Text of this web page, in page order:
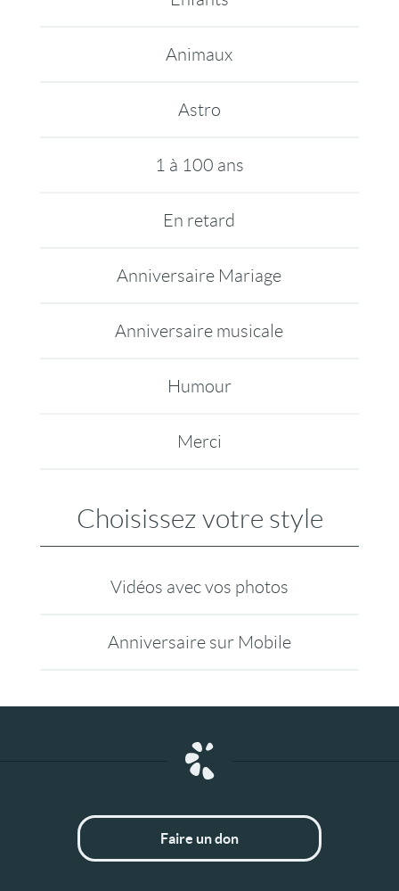
Animaux
Astro
1 à 100 ans
En retard
Anniversaire Mariage
Anniversaire musicale
Humour
Merci
Choisissez votre style
Vidéos avec vos photos
Anniversaire sur Mobile
Faire un don